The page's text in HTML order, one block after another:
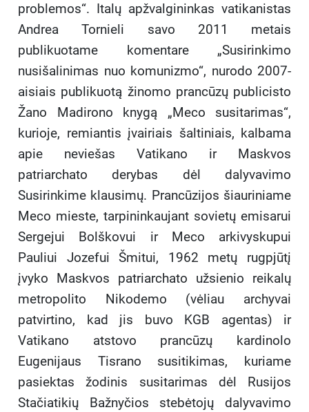
problemos“. Italų apžvalgininkas vatikanistas
Andrea Tornieli savo 2011 metais
publikuotame komentare „Susirinkimo
nusišalinimas nuo komunizmo“, nurodo 2007-
aisiais publikuotą žinomo prancūzų publicisto
Žano Madirono knygą „Meco susitarimas“,
kurioje, remiantis įvairiais šaltiniais, kalbama
apie neviešas Vatikano ir Maskvos
patriarchato derybas dėl dalyvavimo
Susirinkime klausimų. Prancūzijos šiauriniame
Meco mieste, tarpininkaujant sovietų emisarui
Sergejui Bolškovui ir Meco arkivyskupui
Pauliui Jozefui Šmitui, 1962 metų rugpjūtį
įvyko Maskvos patriarchato užsienio reikalų
metropolito Nikodemo (vėliau archyvai
patvirtino, kad jis buvo KGB agentas) ir
Vatikano atstovo prancūzų kardinolo
Eugenijaus Tisrano susitikimas, kuriame
pasiektas žodinis susitarimas dėl Rusijos
Stačiatikių Bažnyčios stebėtojų dalyvavimo